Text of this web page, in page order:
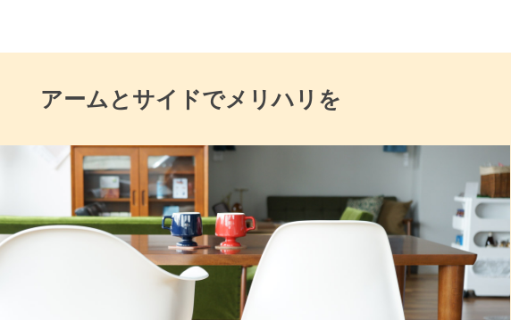
アームとサイドでメリハリを